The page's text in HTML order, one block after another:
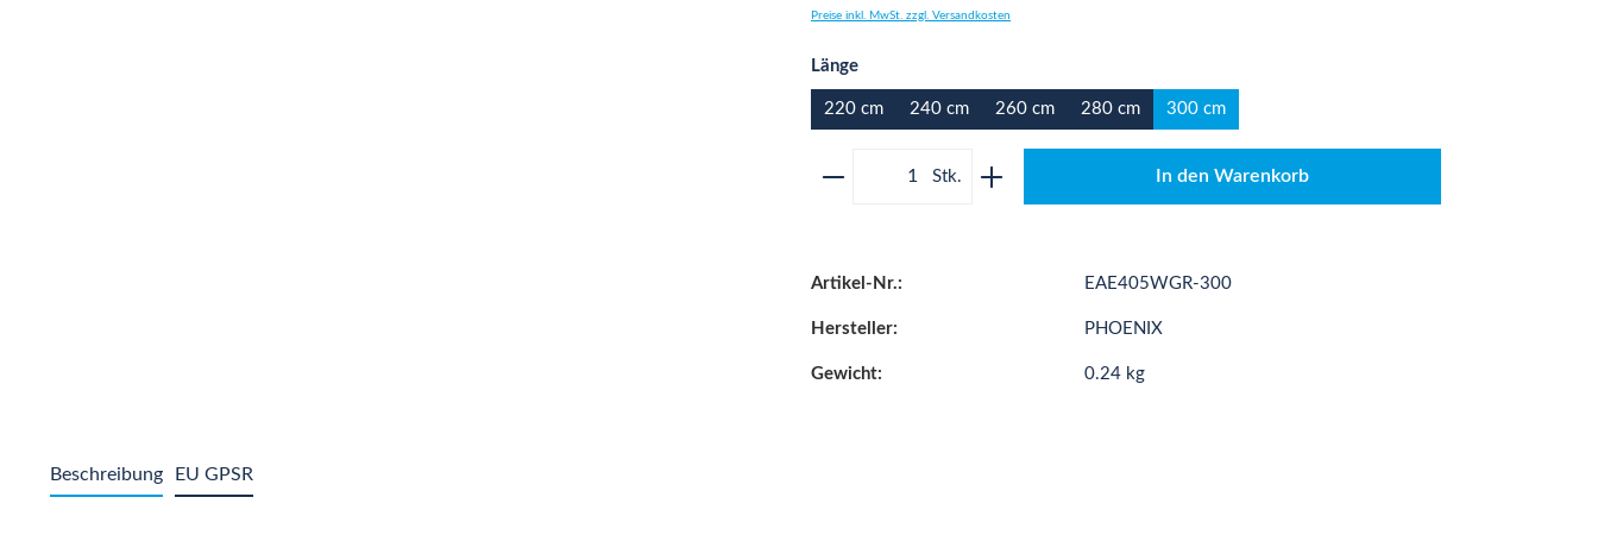
Preise inkl. MwSt. zzgl. Versandkosten
Längeauswählen
220 cm 240 cm 260 cm 280 cm 300 cm
Produkt Anzahl: Gib den gewünschten Wert ein oder benutze
In den Warenkorb
Artikel-Nr.: EAE405WGR-300
Hersteller: PHOENIX
Gewicht: 0.24 kg
Beschreibung EU GPSR